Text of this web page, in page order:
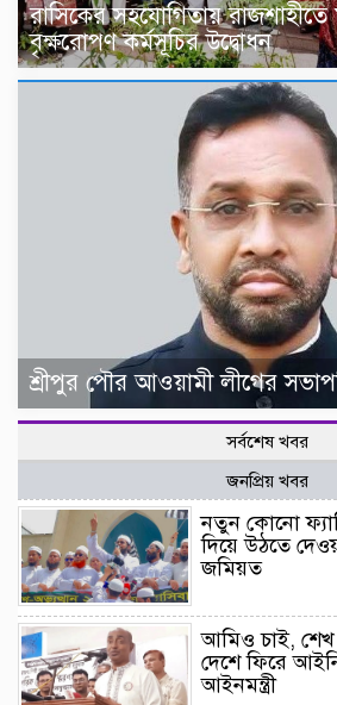
রাসিকের সহযোগিতায় রাজশাহীতে
বৃক্ষরোপণ কর্মসূচির উদ্বোধন
শ্রীপুর পৌর আওয়ামী লীগের
সর্বশেষ খবর
জনপ্রিয় খবর
নতুন কোনো
দিয়ে উঠতে
জমিয়ত
আমিও চাই, শেখ
দেশে ফিরে
আইনমন্ত্রী